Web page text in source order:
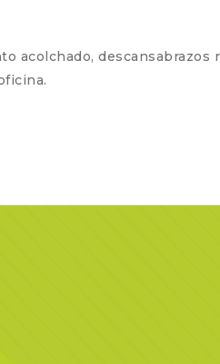
acolchado, descansabrazos